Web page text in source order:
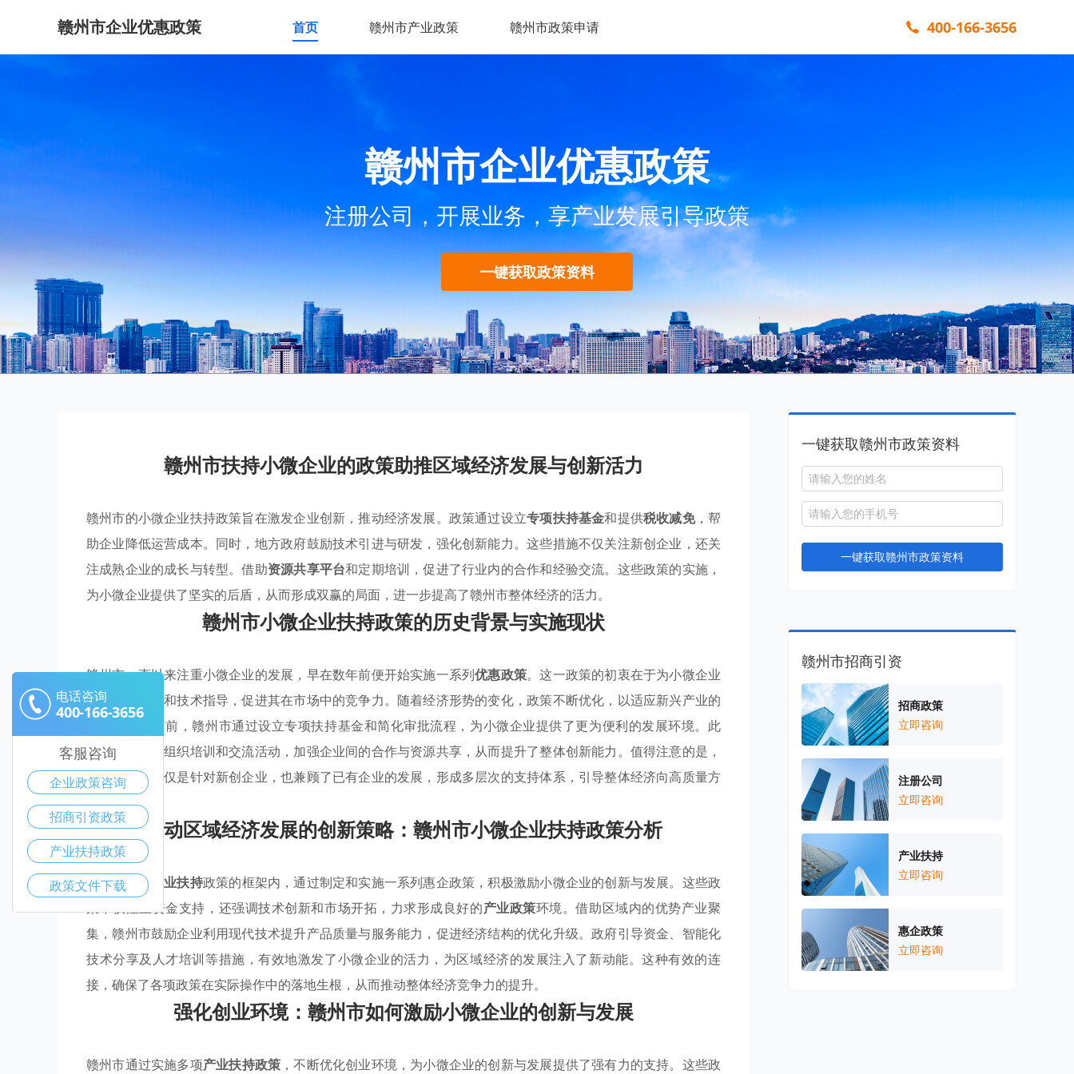
赣州市企业优惠政策 首页 赣州市产业政策 赣州市政策申请 400-166-3656
赣州市企业优惠政策
注册公司，开展业务，享产业发展引导政策
一键获取政策资料
赣州市扶持小微企业的政策助推区域经济发展与创新活力
赣州市的小微企业扶持政策旨在激发企业创新，推动经济发展。政策通过设立专项扶持基金和提供税收减免，帮
助企业降低运营成本。同时，地方政府鼓励技术引进与研发，强化创新能力。这些措施不仅关注新创企业，还关
注成熟企业的成长与转型。借助资源共享平台和定期培训，促进了行业内的合作和经验交流。这些政策的实施，
为小微企业提供了坚实的后盾，从而形成双赢的局面，进一步提高了赣州市整体经济的活力。
赣州市小微企业扶持政策的历史背景与实施现状
赣州市一直以来注重小微企业的发展，早在数年前便开始实施一系列优惠政策。这一政策的初衷在于为小微企业
提供资金支持和技术指导，促进其在市场中的竞争力。随着经济形势的变化，政策不断优化，以适应新兴产业的
发展需求。目前，赣州市通过设立专项扶持基金和简化审批流程，为小微企业提供了更为便利的发展环境。此
外，通过定期组织培训和交流活动，加强企业间的合作与资源共享，从而提升了整体创新能力。值得注意的是，
这些措施不仅仅是针对新创企业，也兼顾了已有企业的发展，形成多层次的支持体系，引导整体经济向高质量方
向迈进。
推动区域经济发展的创新策略：赣州市小微企业扶持政策分析
赣州市在其 产业扶持政策的框架内，通过制定和实施一系列惠企政策，积极激励小微企业的创新与发展。这些政
策不仅注重资金支持，还强调技术创新和市场开拓，力求形成良好的产业政策环境。借助区域内的优势产业聚
集，赣州市鼓励企业利用现代技术提升产品质量与服务能力，促进经济结构的优化升级。政府引导资金、智能化
技术分享及人才培训等措施，有效地激发了小微企业的活力，为区域经济的发展注入了新动能。这种有效的连
接，确保了各项政策在实际操作中的落地生根，从而推动整体经济竞争力的提升。
强化创业环境：赣州市如何激励小微企业的创新与发展
赣州市通过实施多项产业扶持政策 ，不断优化创业环境，为小微企业的创新与发展提供了强有力的支持。这些政
一键获取赣州市政策资料
一键获取赣州市政策资料
赣州市招商引资
招商政策
立即咨询
注册公司
立即咨询
产业扶持
立即咨询
惠企政策
立即咨询
电话咨询
400-166-3656
客服咨询
企业政策咨询
招商引资政策
产业扶持政策
政策文件下载